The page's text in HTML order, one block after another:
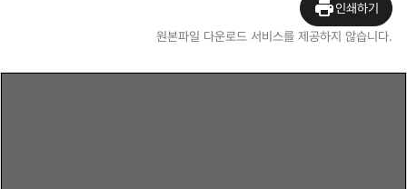
인쇄하기
원본파일 다운로드 서비스를 제공하지 않습니다.